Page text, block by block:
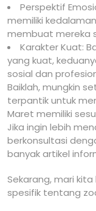
Perspektif
memiliki
membuat mereka
Karakter Kuat:
yang kuat,
sosial dan
Baiklah, mungkin
terpantik untuk
Maret memiliki
Jika ingin lebih
berkonsultasi
banyak artikel
Sekarang, mari
spesifik tentang